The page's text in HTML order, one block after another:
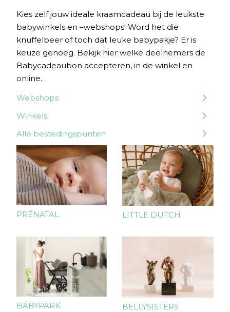
Kies zelf jouw ideale kraamcadeau bij de leukste
babywinkels en –webshops! Word het die
knuffelbeer of toch dat leuke babypakje? Er is
keuze genoeg. Bekijk hier welke deelnemers de
Babycadeaubon accepteren, in de winkel en
online.
Webshops
Winkels
Alle bestedingspunten
PRÉNATAL LITTLE DUTCH
BABYPARK BELLYSISTERS